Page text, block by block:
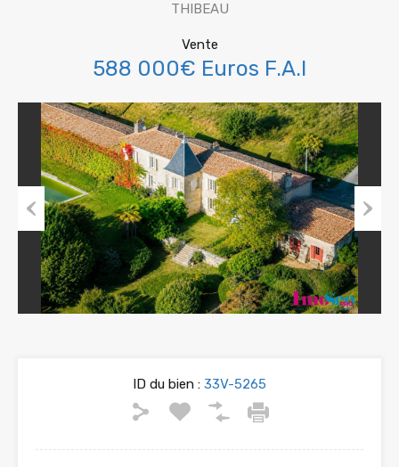
THIBEAU
Vente
588 000€ Euros F.A.I
Previous Next
ID du bien : 33V-5265